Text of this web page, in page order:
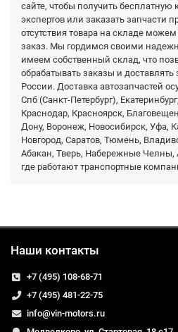
сайте, чтобы получить
экспертов или заказать запчасти
отсутствия товара на складе
заказ. Мы гордимся своими
имеем собственный склад, что
обрабатывать заказы и
России. Доставка автозапчастей
Спб (Санкт-Петербург),
Краснодар, Красноярск,
Дону, Воронеж, Новосибирск, Уфа,
Новгород, Саратов, Тюмень,
Абакан, Тверь, Набережные Челны,
где работают транспортные
Наши контакты
+7 (495) 108-68-71
+7 (495) 481-22-75
info@vin-motors.ru